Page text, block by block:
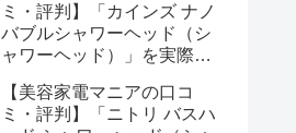
ミ・評判】「カインズ ナノ
バブルシャワーヘッド（シ
ャワーヘッド）」を実際に
【美容家電マニアの口コ
ミ・評判】「ニトリ バスハ